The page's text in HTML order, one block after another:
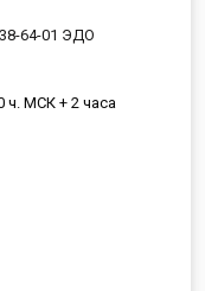
64-01 ЭДО
ч. МСК + 2 часа